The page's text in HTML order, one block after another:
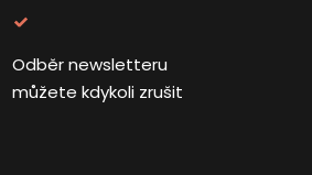
Odběr newsletteru
můžete kdykoli zrušit